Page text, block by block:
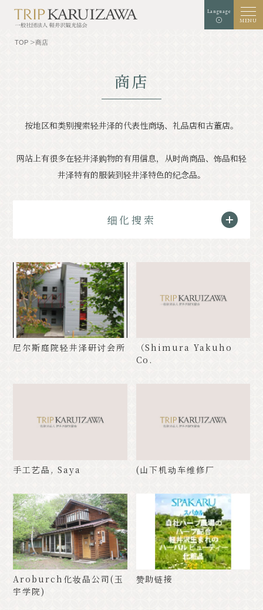
Language
MENU
黑 绿色 字符大小
检索
TOP
经典
美食家
商店
通知 访问 手册
其他协会成员
旅游咨询中心
バナー広告案内
隐私政策
TOP 商店
商店
按地区和类别搜索轻井泽的代表性商场、礼品店和古董店。
网站上有很多在轻井泽购物的有用信息，从时尚商品、饰品和轻
井泽特有的服装到轻井泽特色的纪念品。
细化搜索
尼尔斯庭院轻井泽研讨会所
（Shimura Yakuho
Co.
手工艺品, Saya (山下机动车维修厂
Aroburch化妆品公司(玉
宇学院)
赞助链接